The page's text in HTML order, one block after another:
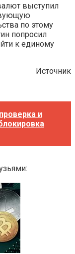
выступил
по этому
попросил
к единому
Источник
и